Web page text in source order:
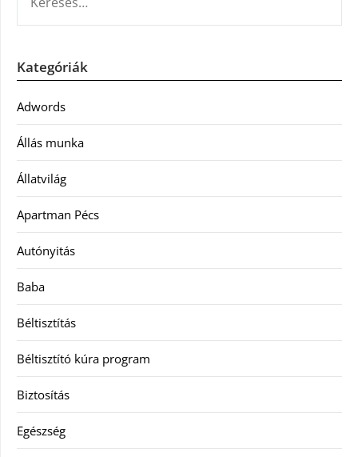
Kategóriák
Adwords
Állás munka
Állatvilág
Apartman Pécs
Autónyitás
Baba
Béltisztítás
Béltisztító kúra program
Biztosítás
Egészség